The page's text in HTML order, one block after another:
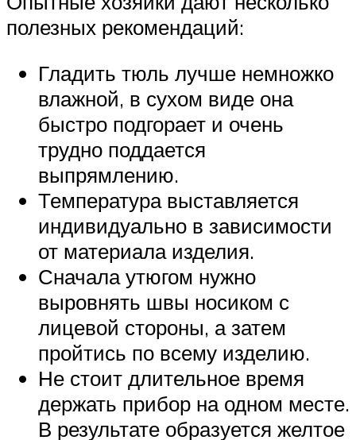
полезных рекомендаций:
Гладить тюль лучше немножко
влажной, в сухом виде она
быстро подгорает и очень
трудно поддается
выпрямлению.
Температура выставляется
индивидуально в зависимости
от материала изделия.
Сначала утюгом нужно
выровнять швы носиком с
лицевой стороны, а затем
пройтись по всему изделию.
Не стоит длительное время
держать прибор на одном месте.
В результате образуется желтое